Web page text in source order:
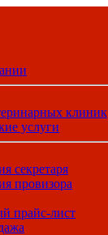
клиник
услуги
секретаря
провизора
прайс-лист